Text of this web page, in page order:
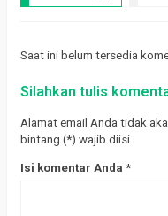
Saat ini belum tersedia
Silahkan tulis
Alamat email Anda tidak
bintang (*) wajib diisi.
Isi komentar Anda *